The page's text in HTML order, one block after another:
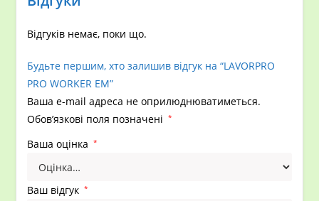
Відгуків немає, поки що.
Будьте першим, хто залишив відгук на “LAVORPRO
PRO WORKER EM”
Ваша e-mail адреса не оприлюднюватиметься.
Обов’язкові поля позначені
*
Ваша оцінка *
Ваш відгук *